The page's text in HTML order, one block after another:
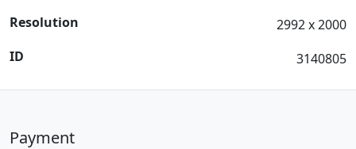
Resolution
2992 x 2000
ID
3140805
Payment